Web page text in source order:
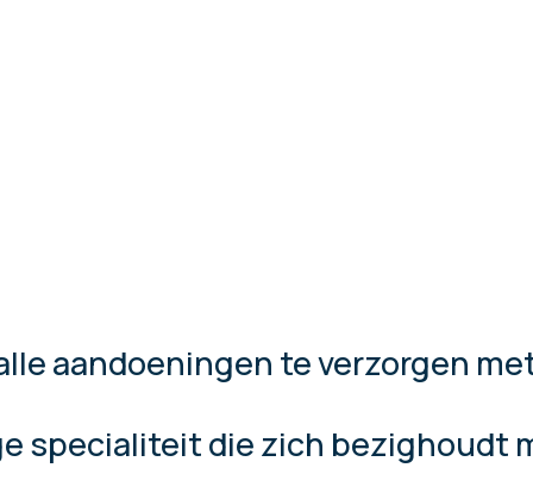
aandoeningen te verzorgen
specialiteit die zich bezighoudt